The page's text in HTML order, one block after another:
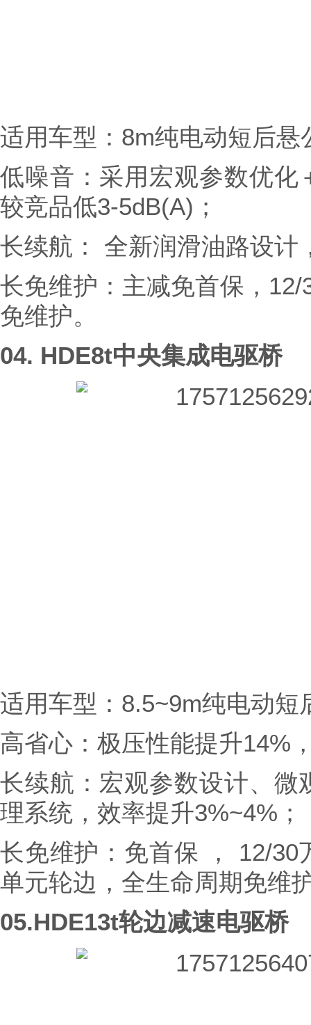
适用车型：8m纯电动短后悬
低噪音：采用宏观参数优化
较竞品低3-5dB(A)；
长续航： 全新润滑油路设计
长免维护：主减免首保，
免维护。
04. HDE8t中央集成电驱桥
适用车型：8.5~9m纯电动短
高省心：极压性能提升14%
长续航：宏观参数设计、微
理系统，效率提升3%~4%；
长免维护：免首保 ， 12/
单元轮边，全生命周期免维
05.HDE13t轮边减速电驱桥